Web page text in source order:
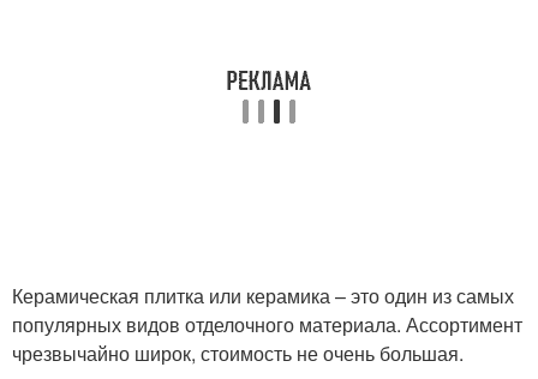
Керамическая плитка или керамика – это один из самых
популярных видов отделочного материала. Ассортимент
чрезвычайно широк, стоимость не очень большая.